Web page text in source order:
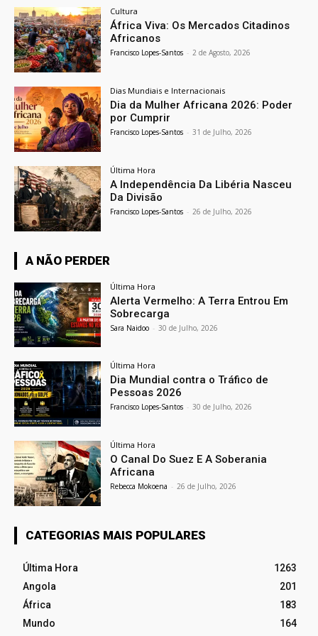
Cultura
África Viva: Os Mercados Citadinos
Africanos
Francisco Lopes-Santos - 2 de Agosto, 2026
Dias Mundiais e Internacionais
Dia da Mulher Africana 2026: Poder
por Cumprir
Francisco Lopes-Santos - 31 de Julho, 2026
Última Hora
A Independência Da Libéria Nasceu
Da Divisão
Francisco Lopes-Santos - 26 de Julho, 2026
A NÃO PERDER
Última Hora
Alerta Vermelho: A Terra Entrou Em
Sobrecarga
Sara Naidoo - 30 de Julho, 2026
Última Hora
Dia Mundial contra o Tráfico de
Pessoas 2026
Francisco Lopes-Santos - 30 de Julho, 2026
Última Hora
O Canal Do Suez E A Soberania
Africana
Rebecca Mokoena - 26 de Julho, 2026
CATEGORIAS MAIS POPULARES
Última Hora
1263
Angola
201
África
183
Mundo
164